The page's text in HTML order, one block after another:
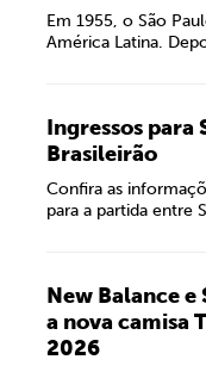
Em 1955, o São
América Latina.
Ingressos para
Brasileirão
Confira as
para a partida entre
New Balance e
a nova camisa
2026